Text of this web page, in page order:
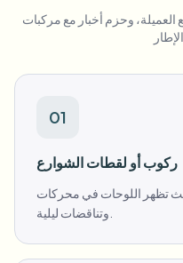
نموذج الاتصال
ذكاء الفيديو
إزالة الخلفية بالجملة
العميلة، وحزم أخبار مع مركبات
01
ركوب أو لقطات الشوارع
تظهر اللوحات في محركات